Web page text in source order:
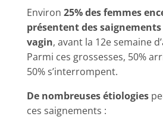
Environ 25% des femmes
présentent des
vagin, avant la 12e semaine
Parmi ces grossesses, 50%
50% s’interrompent.
De nombreuses étiologies
ces saignements :